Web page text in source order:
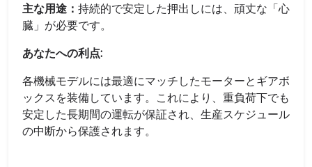
主な用途： 持続的で安定した押出しには、頑丈な「心
臓」が必要です。
あなたへの利点:
各機械モデルには最適にマッチしたモーターとギアボ
ックスを装備しています。これにより、重負荷下でも
安定した長期間の運転が保証され、生産スケジュール
の中断から保護されます。